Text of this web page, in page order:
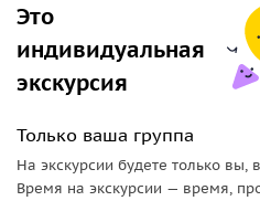
Это
индивидуальная
экскурсия
Только ваша группа
На экскурсии будете только
Время на экскурсии — время,